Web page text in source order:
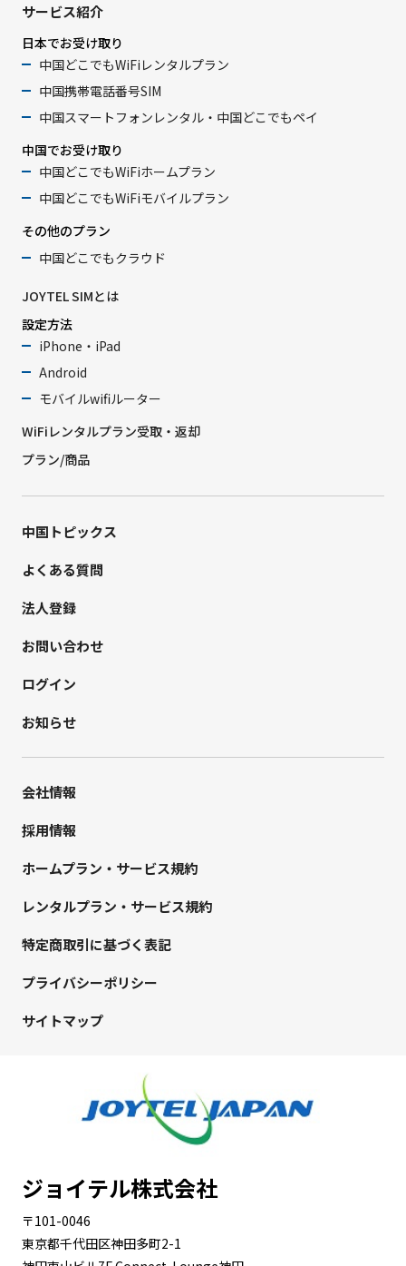
サービス紹介
日本でお受け取り
中国どこでもWiFiレンタルプラン
中国携帯電話番号SIM
中国スマートフォンレンタル・中国どこでもペイ
中国でお受け取り
中国どこでもWiFiホームプラン
中国どこでもWiFiモバイルプラン
その他のプラン
中国どこでもクラウド
JOYTEL SIMとは
設定方法
iPhone・iPad
Android
モバイルwifiルーター
WiFiレンタルプラン受取・返却
プラン/商品
中国トピックス
よくある質問
法人登録
お問い合わせ
ログイン
お知らせ
会社情報
採用情報
ホームプラン・サービス規約
レンタルプラン・サービス規約
特定商取引に基づく表記
プライバシーポリシー
サイトマップ
ジョイテル株式会社
〒101-0046
東京都千代田区神田多町2-1